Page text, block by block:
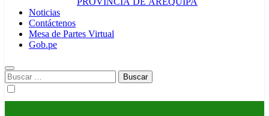
Noticias
Contáctenos
Mesa de Partes Virtual
Gob.pe
Buscar: